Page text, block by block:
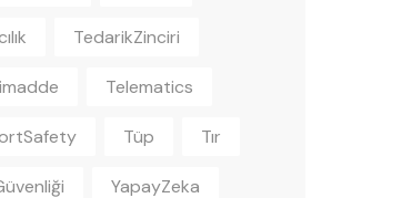
TedarikZinciri
Telematics
Tüp Tır
YapayZeka